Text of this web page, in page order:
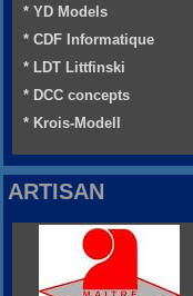
* YD Models
* CDF Informatique
* LDT Littfinski
* DCC concepts
* Krois-Modell
ARTISAN